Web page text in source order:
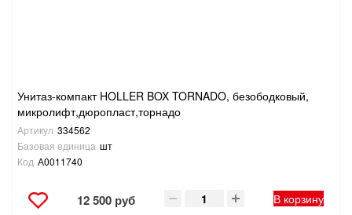
Унитаз-компакт HOLLER BOX TORNADO, безободковый,
микролифт,дюропласт,торнадо
Артикул 334562
Базовая единица шт
Код А0011740
12 500 руб В корзину